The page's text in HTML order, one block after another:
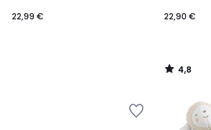
22,99 €
22,90 €
4,8
/